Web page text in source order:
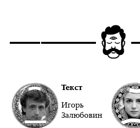
Текст
Игорь
Залюбовин